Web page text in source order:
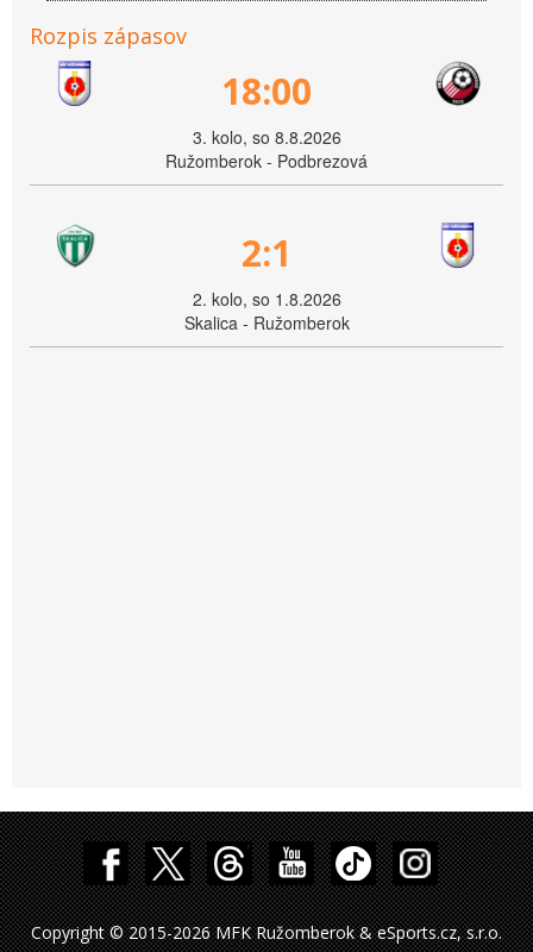
Rozpis zápasov
18:00
3. kolo, so 8.8.2026
Ružomberok - Podbrezová
2:1
2. kolo, so 1.8.2026
Skalica - Ružomberok
Copyright © 2015-2026 MFK Ružomberok & eSports.cz, s.r.o.